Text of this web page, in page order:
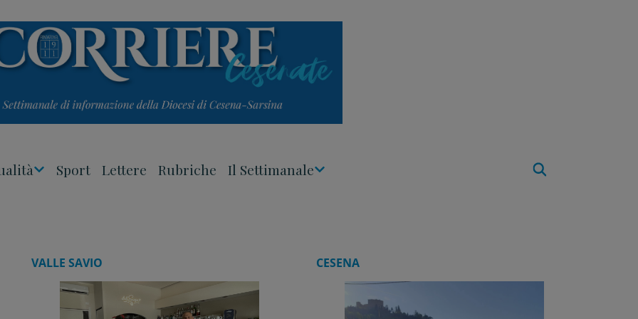
Sport Lettere Rubriche Il Settimanale
VALLE SAVIO CESENA